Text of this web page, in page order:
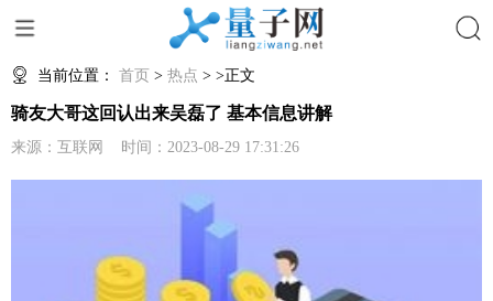
当前位置： 首页 > 热点 > >正文
骑友大哥这回认出来吴磊了 基本信息讲解
来源：互联网 时间：2023-08-29 17:31:26